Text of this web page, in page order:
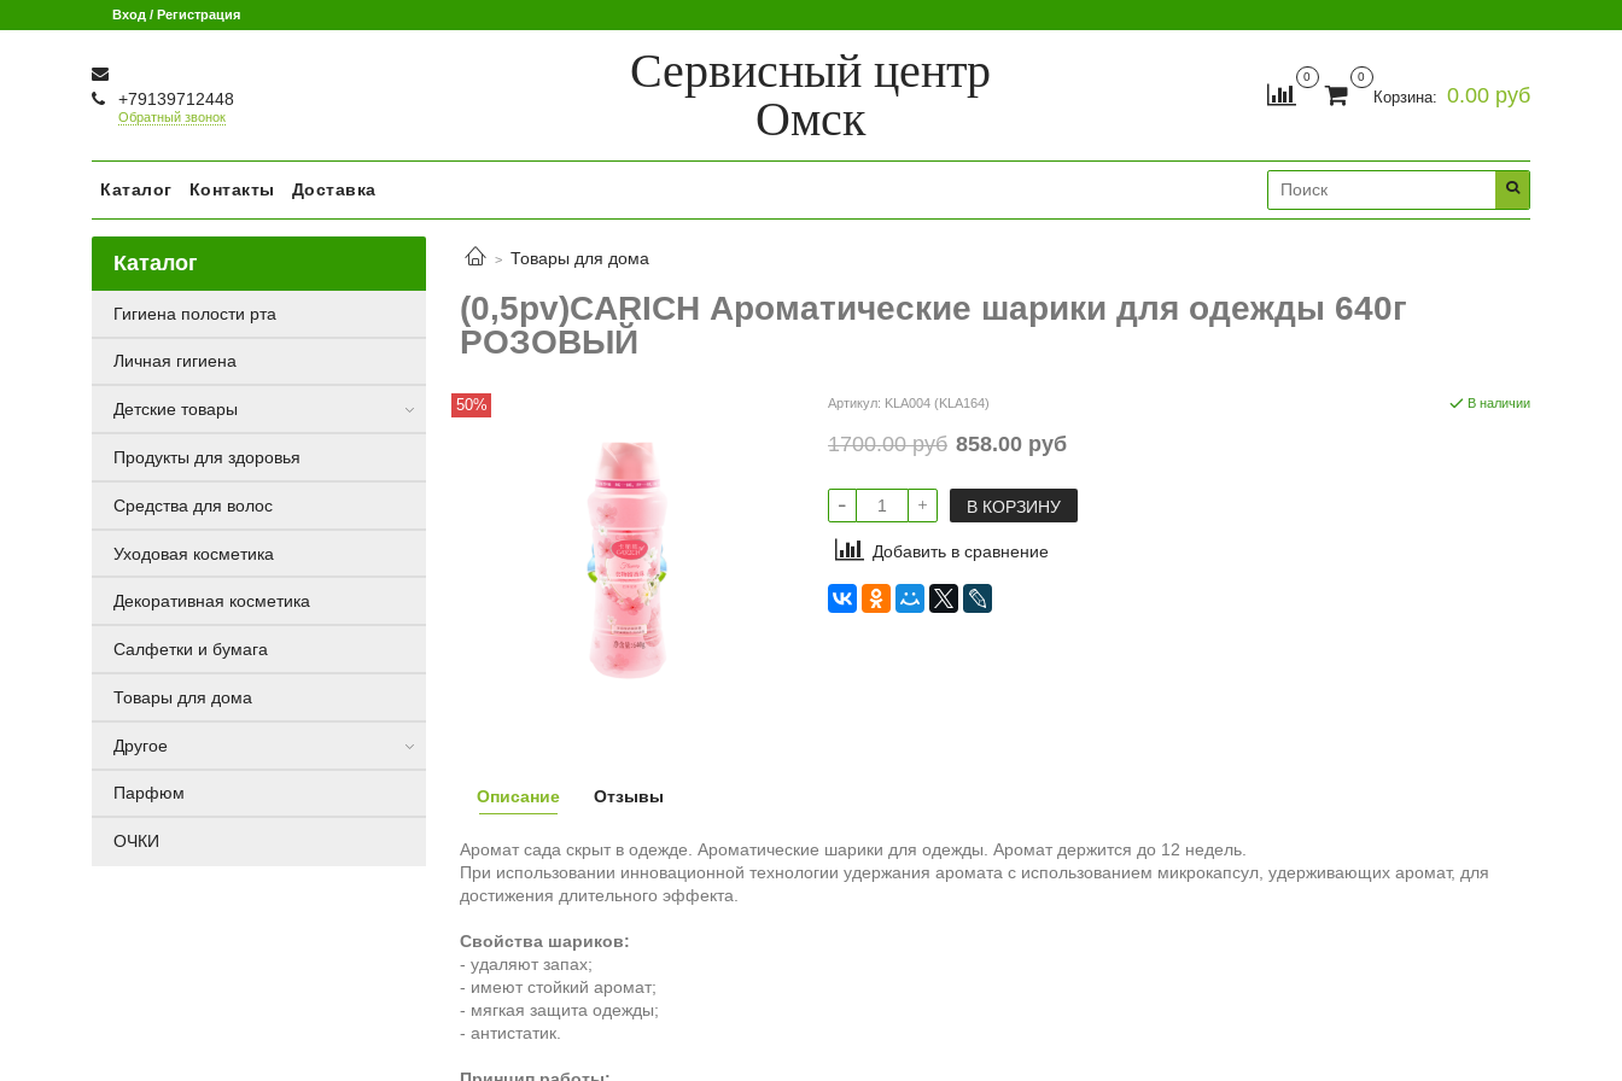
Вход / Регистрация
+79139712448
Обратный звонок
Сервисный центр
Омск
0 0
Корзина: 0.00 руб
Каталог Контакты Доставка
Товары для дома
(0,5pv)CARICH Ароматические шарики для одежды 640г
РОЗОВЫЙ
50% Артикул: KLA004 (KLA164) В наличии
1700.00 руб 858.00 руб
В КОРЗИНУ
Добавить в сравнение
Описание
Аромат сада скрыт в одежде. Ароматические шарики для одежды. Аромат держится до 12 недель.
При использовании инновационной технологии удержания аромата с использованием микрокапсул, удерживающих аромат, для
достижения длительного эффекта.
Свойства шариков:
- удаляют запах;
- имеют стойкий аромат;
- мягкая защита одежды;
- антистатик.
Отзывы
Каталог
Гигиена полости рта
Личная гигиена
Детские товары
Продукты для здоровья
Средства для волос
Уходовая косметика
Декоративная косметика
Салфетки и бумага
Товары для дома
Другое
Парфюм
ОЧКИ